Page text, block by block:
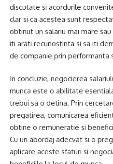
discutate si acordurile
clar si ca acestea sunt
obtinut un salariu mai mare
iti arati recunostinta si sa iti
de companie prin performanta
In concluzie, negocierea
munca este o abilitate
trebui sa o detina. Prin
pregatirea, comunicarea
obtine o remuneratie si
Cu un abordaj adecvat si o
aplicare aceste sfaturi si